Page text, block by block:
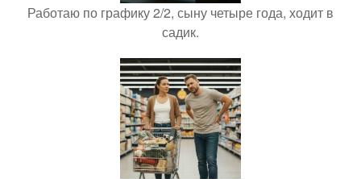
Работаю по графику 2/2, сыну четыре года, ходит в
садик.